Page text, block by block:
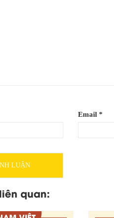
tháng năm giá rẻ tại Hà
Email *
quan: